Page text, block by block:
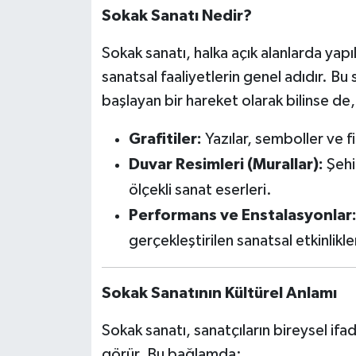
Sokak Sanatı Nedir?
Sokak sanatı, halka açık alanlarda
sanatsal faaliyetlerin genel adıdır.
başlayan bir hareket olarak bilinse
Grafitiler: Yazılar, semboller ve
Duvar Resimleri (Murallar):
ölçekli sanat eserleri.
Performans ve Enstalasyonlar:
gerçekleştirilen sanatsal
Sokak Sanatının Kültürel Anlamı
Sokak sanatı, sanatçıların bireysel